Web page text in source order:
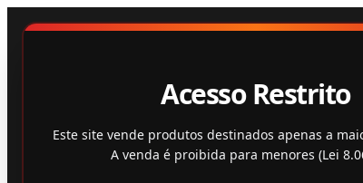
Acesso Restrito
Este site vende produtos destinados apenas a
A venda é proibida para menores (Lei